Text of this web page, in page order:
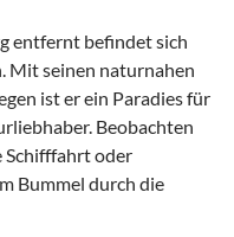
entfernt befindet sich
Mit seinen naturnahen
ist er ein Paradies für
Beobachten
Schifffahrt oder
Bummel durch die